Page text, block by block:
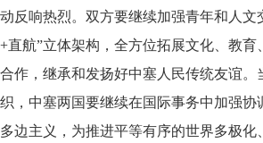
动反响热烈。双方要继续加强青年和人文
+直航”立体架构，全方位拓展文化、教
合作，继承和发扬好中塞人民传统友谊。
织，中塞两国要继续在国际事务中加强协
多边主义，为推进平等有序的世界多极化